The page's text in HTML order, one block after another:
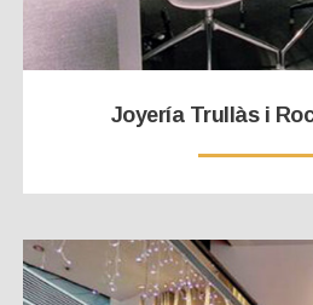
Joyería Trullàs i